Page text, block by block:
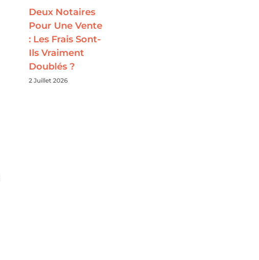
Deux Notaires
Pour Une Vente
: Les Frais Sont-
Ils Vraiment
Doublés ?
2 Juillet 2026